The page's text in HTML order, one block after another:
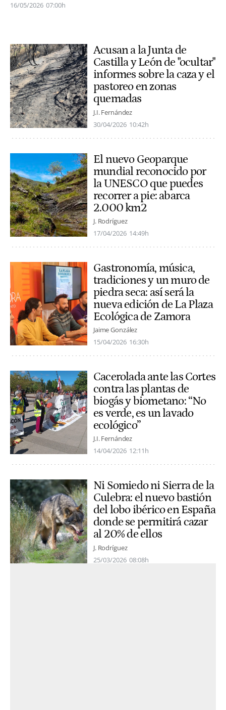
16/05/2026 07:00h
Acusan a la Junta de
Castilla y León de "ocultar"
informes sobre la caza y el
pastoreo en zonas
quemadas
J.I. Fernández
30/04/2026 10:42h
El nuevo Geoparque
mundial reconocido por
la UNESCO que puedes
recorrer a pie: abarca
2.000 km2
J. Rodríguez
17/04/2026 14:49h
Gastronomía, música,
tradiciones y un muro de
piedra seca: así será la
nueva edición de La Plaza
Ecológica de Zamora
Jaime González
15/04/2026 16:30h
Cacerolada ante las Cortes
contra las plantas de
biogás y biometano: “No
es verde, es un lavado
ecológico”
J.I. Fernández
14/04/2026 12:11h
Ni Somiedo ni Sierra de la
Culebra: el nuevo bastión
del lobo ibérico en España
donde se permitirá cazar
al 20% de ellos
J. Rodríguez
25/03/2026 08:08h